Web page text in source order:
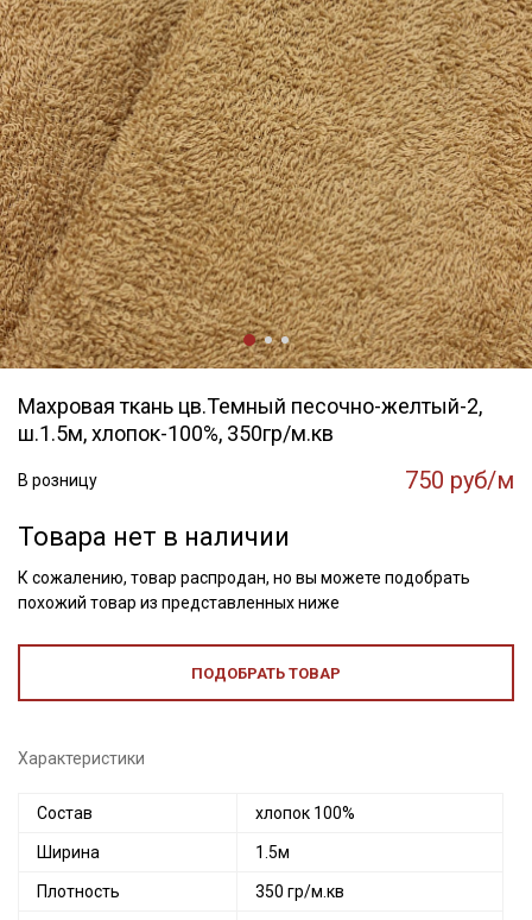
Махровая ткань цв.Темный песочно-желтый-2,
ш.1.5м, хлопок-100%, 350гр/м.кв
В розницу 750 руб/м
Товара нет в наличии
К сожалению, товар распродан, но вы можете подобрать
похожий товар из представленных ниже
ПОДОБРАТЬ ТОВАР
Характеристики
Состав хлопок 100%
Ширина 1.5м
Плотность 350 гр/м.кв